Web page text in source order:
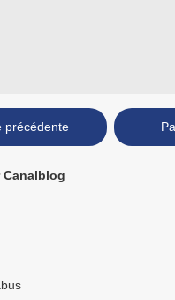
précédente
Canalblog